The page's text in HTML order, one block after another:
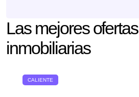
Las mejores ofertas
inmobiliarias
CALIENTE